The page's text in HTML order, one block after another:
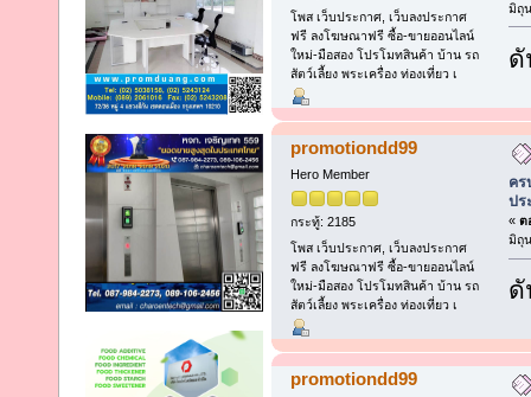
โพส เว็บประกาศ, เว็บลงประกาศ
ฟรี ลงโฆษณาฟรี ซื้อ-ขายออนไลน์
ใหม่-มือสอง โปรโมทสินค้า บ้าน รถ
สัตว์เลี้ยง พระเครื่อง ท่องเที่ยว เ
มิถุ
ดั
promotiondd99
Hero Member
กระทู้: 2185
โพส เว็บประกาศ, เว็บลงประกาศ
ฟรี ลงโฆษณาฟรี ซื้อ-ขายออนไลน์
ใหม่-มือสอง โปรโมทสินค้า บ้าน รถ
สัตว์เลี้ยง พระเครื่อง ท่องเที่ยว เ
คร
ปร
« ต
มิถุ
ดั
promotiondd99